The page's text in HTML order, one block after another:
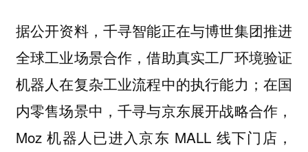
据公开资料，千寻智能正在与博世集团推进
全球工业场景合作，借助真实工厂环境验证
机器人在复杂工业流程中的执行能力；在国
内零售场景中，千寻与京东展开战略合作，
Moz 机器人已进入京东 MALL 线下门店，